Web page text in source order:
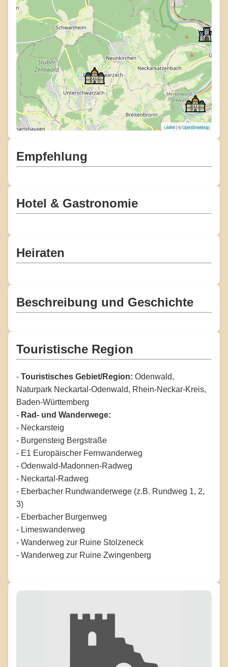
Leaflet| ©OpenStreetMap
Empfehlung
Hotel & Gastronomie
Heiraten
Beschreibung und Geschichte
Touristische Region
- Touristisches Gebiet/Region: Odenwald,
Naturpark Neckartal-Odenwald, Rhein-Neckar-Kreis,
Baden-Württemberg
- Rad- und Wanderwege:
- Neckarsteig
- Burgensteig Bergstraße
- E1 Europäischer Fernwanderweg
- Odenwald-Madonnen-Radweg
- Neckartal-Radweg
- Eberbacher Rundwanderwege (z.B. Rundweg 1, 2,
3)
- Eberbacher Burgenweg
- Limeswanderweg
- Wanderweg zur Ruine Stolzeneck
- Wanderweg zur Ruine Zwingenberg